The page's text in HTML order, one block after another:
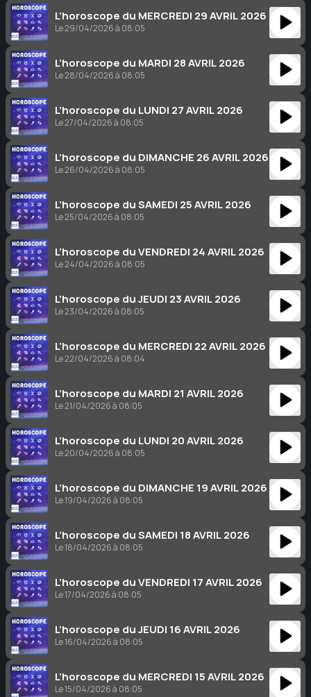
L’horoscope du MERCREDI 29 AVRIL 2026
Le 29/04/2026 à 08:05
L’horoscope du MARDI 28 AVRIL 2026
Le 28/04/2026 à 08:05
L’horoscope du LUNDI 27 AVRIL 2026
Le 27/04/2026 à 08:05
L’horoscope du DIMANCHE 26 AVRIL 2026
Le 26/04/2026 à 08:05
L’horoscope du SAMEDI 25 AVRIL 2026
Le 25/04/2026 à 08:05
L’horoscope du VENDREDI 24 AVRIL 2026
Le 24/04/2026 à 08:05
L’horoscope du JEUDI 23 AVRIL 2026
Le 23/04/2026 à 08:05
L’horoscope du MERCREDI 22 AVRIL 2026
Le 22/04/2026 à 08:04
L’horoscope du MARDI 21 AVRIL 2026
Le 21/04/2026 à 08:05
L’horoscope du LUNDI 20 AVRIL 2026
Le 20/04/2026 à 08:05
L’horoscope du DIMANCHE 19 AVRIL 2026
Le 19/04/2026 à 08:05
L’horoscope du SAMEDI 18 AVRIL 2026
Le 18/04/2026 à 08:05
L’horoscope du VENDREDI 17 AVRIL 2026
Le 17/04/2026 à 08:05
L’horoscope du JEUDI 16 AVRIL 2026
Le 16/04/2026 à 08:05
L’horoscope du MERCREDI 15 AVRIL 2026
Le 15/04/2026 à 08:05